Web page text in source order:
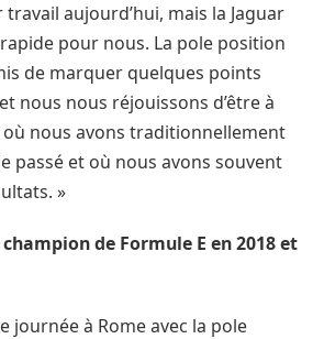
travail aujourd’hui, mais la Jaguar
pour nous. La pole position
de marquer quelques points
nous nous réjouissons d’être à
nous avons traditionnellement
passé et où nous avons souvent
»
de Formule E en 2018 et
journée à Rome avec la pole